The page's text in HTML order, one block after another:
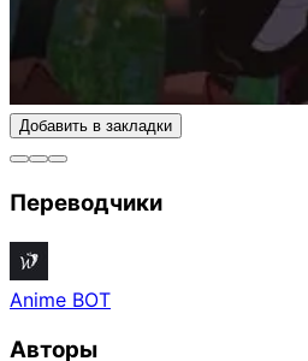
Добавить в закладки
Переводчики
Anime BOT
Авторы